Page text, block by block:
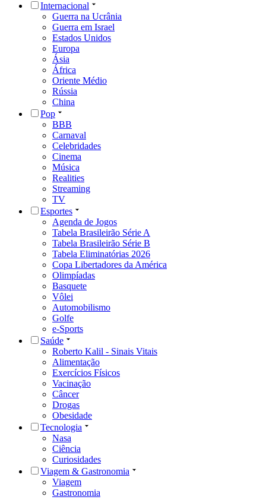
Internacional
Guerra na Ucrânia
Guerra em Israel
Estados Unidos
Europa
Ásia
África
Oriente Médio
Rússia
China
Pop
BBB
Carnaval
Celebridades
Cinema
Música
Realities
Streaming
TV
Esportes
Agenda de Jogos
Tabela Brasileirão Série A
Tabela Brasileirão Série B
Tabela Eliminatórias 2026
Copa Libertadores da América
Olimpíadas
Basquete
Vôlei
Automobilismo
Golfe
e-Sports
Saúde
Roberto Kalil - Sinais Vitais
Alimentação
Exercícios Físicos
Vacinação
Câncer
Drogas
Obesidade
Tecnologia
Nasa
Ciência
Curiosidades
Viagem & Gastronomia
Viagem
Gastronomia